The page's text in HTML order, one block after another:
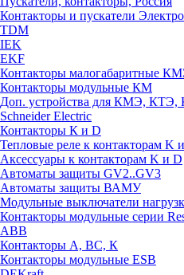
Контакторы и пускатели
TDM
IEK
EKF
Контакторы малогабаритные
Контакторы модульные КМ
Доп. устройства для КМЭ, КТЭ,
Schneider Electric
Контакторы К и D
Тепловые реле к контакторам K
Аксессуары к контакторам K и D
Автоматы защиты GV2..GV3
Автоматы защиты ВАМУ
Модульные выключатели
Контакторы модульные серии
ABB
Контакторы А, ВС, К
Контакторы модульные ESB